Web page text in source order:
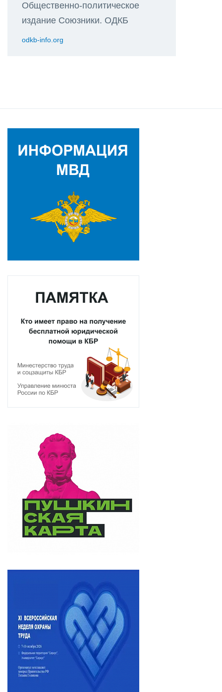
Общественно-политическое
издание Союзники. ОДКБ
odkb-info.org